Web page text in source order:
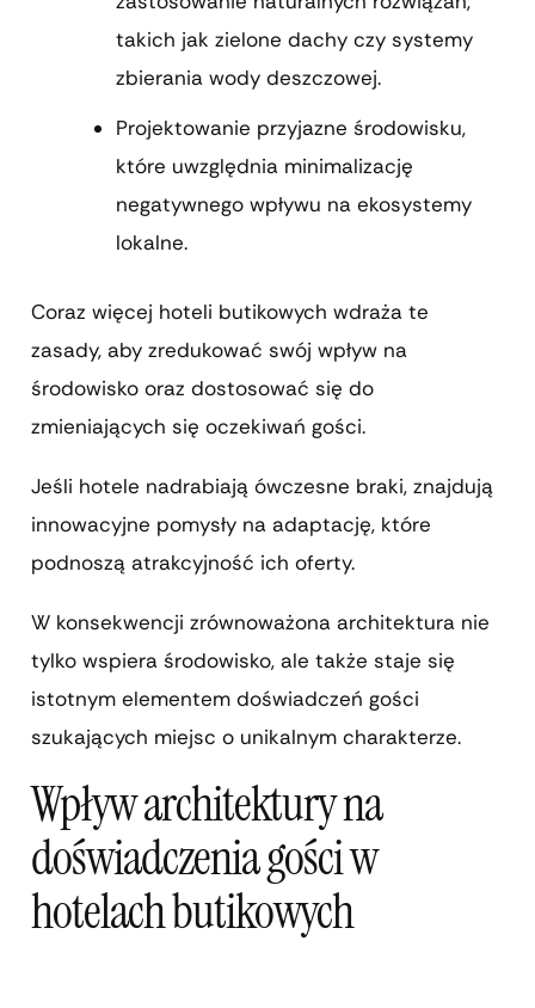
takich jak zielone dachy czy systemy
zbierania wody deszczowej.
Projektowanie przyjazne środowisku,
które uwzględnia minimalizację
negatywnego wpływu na ekosystemy
lokalne.
Coraz więcej hoteli butikowych wdraża te
zasady, aby zredukować swój wpływ na
środowisko oraz dostosować się do
zmieniających się oczekiwań gości.
Jeśli hotele nadrabiają ówczesne braki, znajdują
innowacyjne pomysły na adaptację, które
podnoszą atrakcyjność ich oferty.
W konsekwencji zrównoważona architektura nie
tylko wspiera środowisko, ale także staje się
istotnym elementem doświadczeń gości
szukających miejsc o unikalnym charakterze.
Wpływ architektury na
doświadczenia gości w
hotelach butikowych